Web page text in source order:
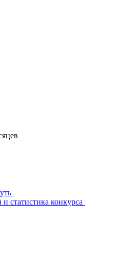
и статистика конкурса